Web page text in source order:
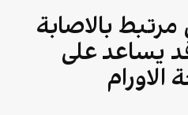
بالاصابة
يساعد على
الاورام